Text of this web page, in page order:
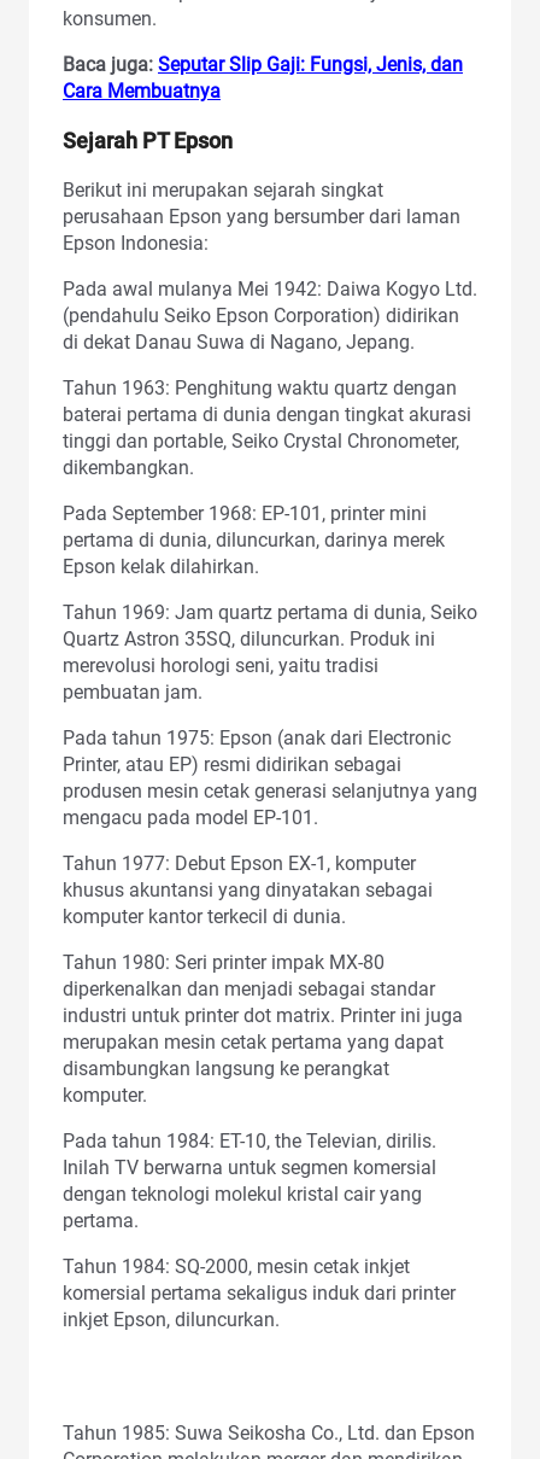
konsumen.
Baca juga: Seputar Slip Gaji: Fungsi, Jenis, dan
Cara Membuatnya
Sejarah PT Epson
Berikut ini merupakan sejarah singkat
perusahaan Epson yang bersumber dari laman
Epson Indonesia:
Pada awal mulanya Mei 1942: Daiwa Kogyo Ltd.
(pendahulu Seiko Epson Corporation) didirikan
di dekat Danau Suwa di Nagano, Jepang.
Tahun 1963: Penghitung waktu quartz dengan
baterai pertama di dunia dengan tingkat akurasi
tinggi dan portable, Seiko Crystal Chronometer,
dikembangkan.
Pada September 1968: EP-101, printer mini
pertama di dunia, diluncurkan, darinya merek
Epson kelak dilahirkan.
Tahun 1969: Jam quartz pertama di dunia, Seiko
Quartz Astron 35SQ, diluncurkan. Produk ini
merevolusi horologi seni, yaitu tradisi
pembuatan jam.
Pada tahun 1975: Epson (anak dari Electronic
Printer, atau EP) resmi didirikan sebagai
produsen mesin cetak generasi selanjutnya yang
mengacu pada model EP-101.
Tahun 1977: Debut Epson EX-1, komputer
khusus akuntansi yang dinyatakan sebagai
komputer kantor terkecil di dunia.
Tahun 1980: Seri printer impak MX-80
diperkenalkan dan menjadi sebagai standar
industri untuk printer dot matrix. Printer ini juga
merupakan mesin cetak pertama yang dapat
disambungkan langsung ke perangkat
komputer.
Pada tahun 1984: ET-10, the Televian, dirilis.
Inilah TV berwarna untuk segmen komersial
dengan teknologi molekul kristal cair yang
pertama.
Tahun 1984: SQ-2000, mesin cetak inkjet
komersial pertama sekaligus induk dari printer
inkjet Epson, diluncurkan.
Tahun 1985: Suwa Seikosha Co., Ltd. dan Epson